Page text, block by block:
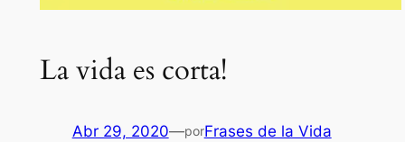
La vida es corta!
Abr 29, 2020—porFrases de la Vida